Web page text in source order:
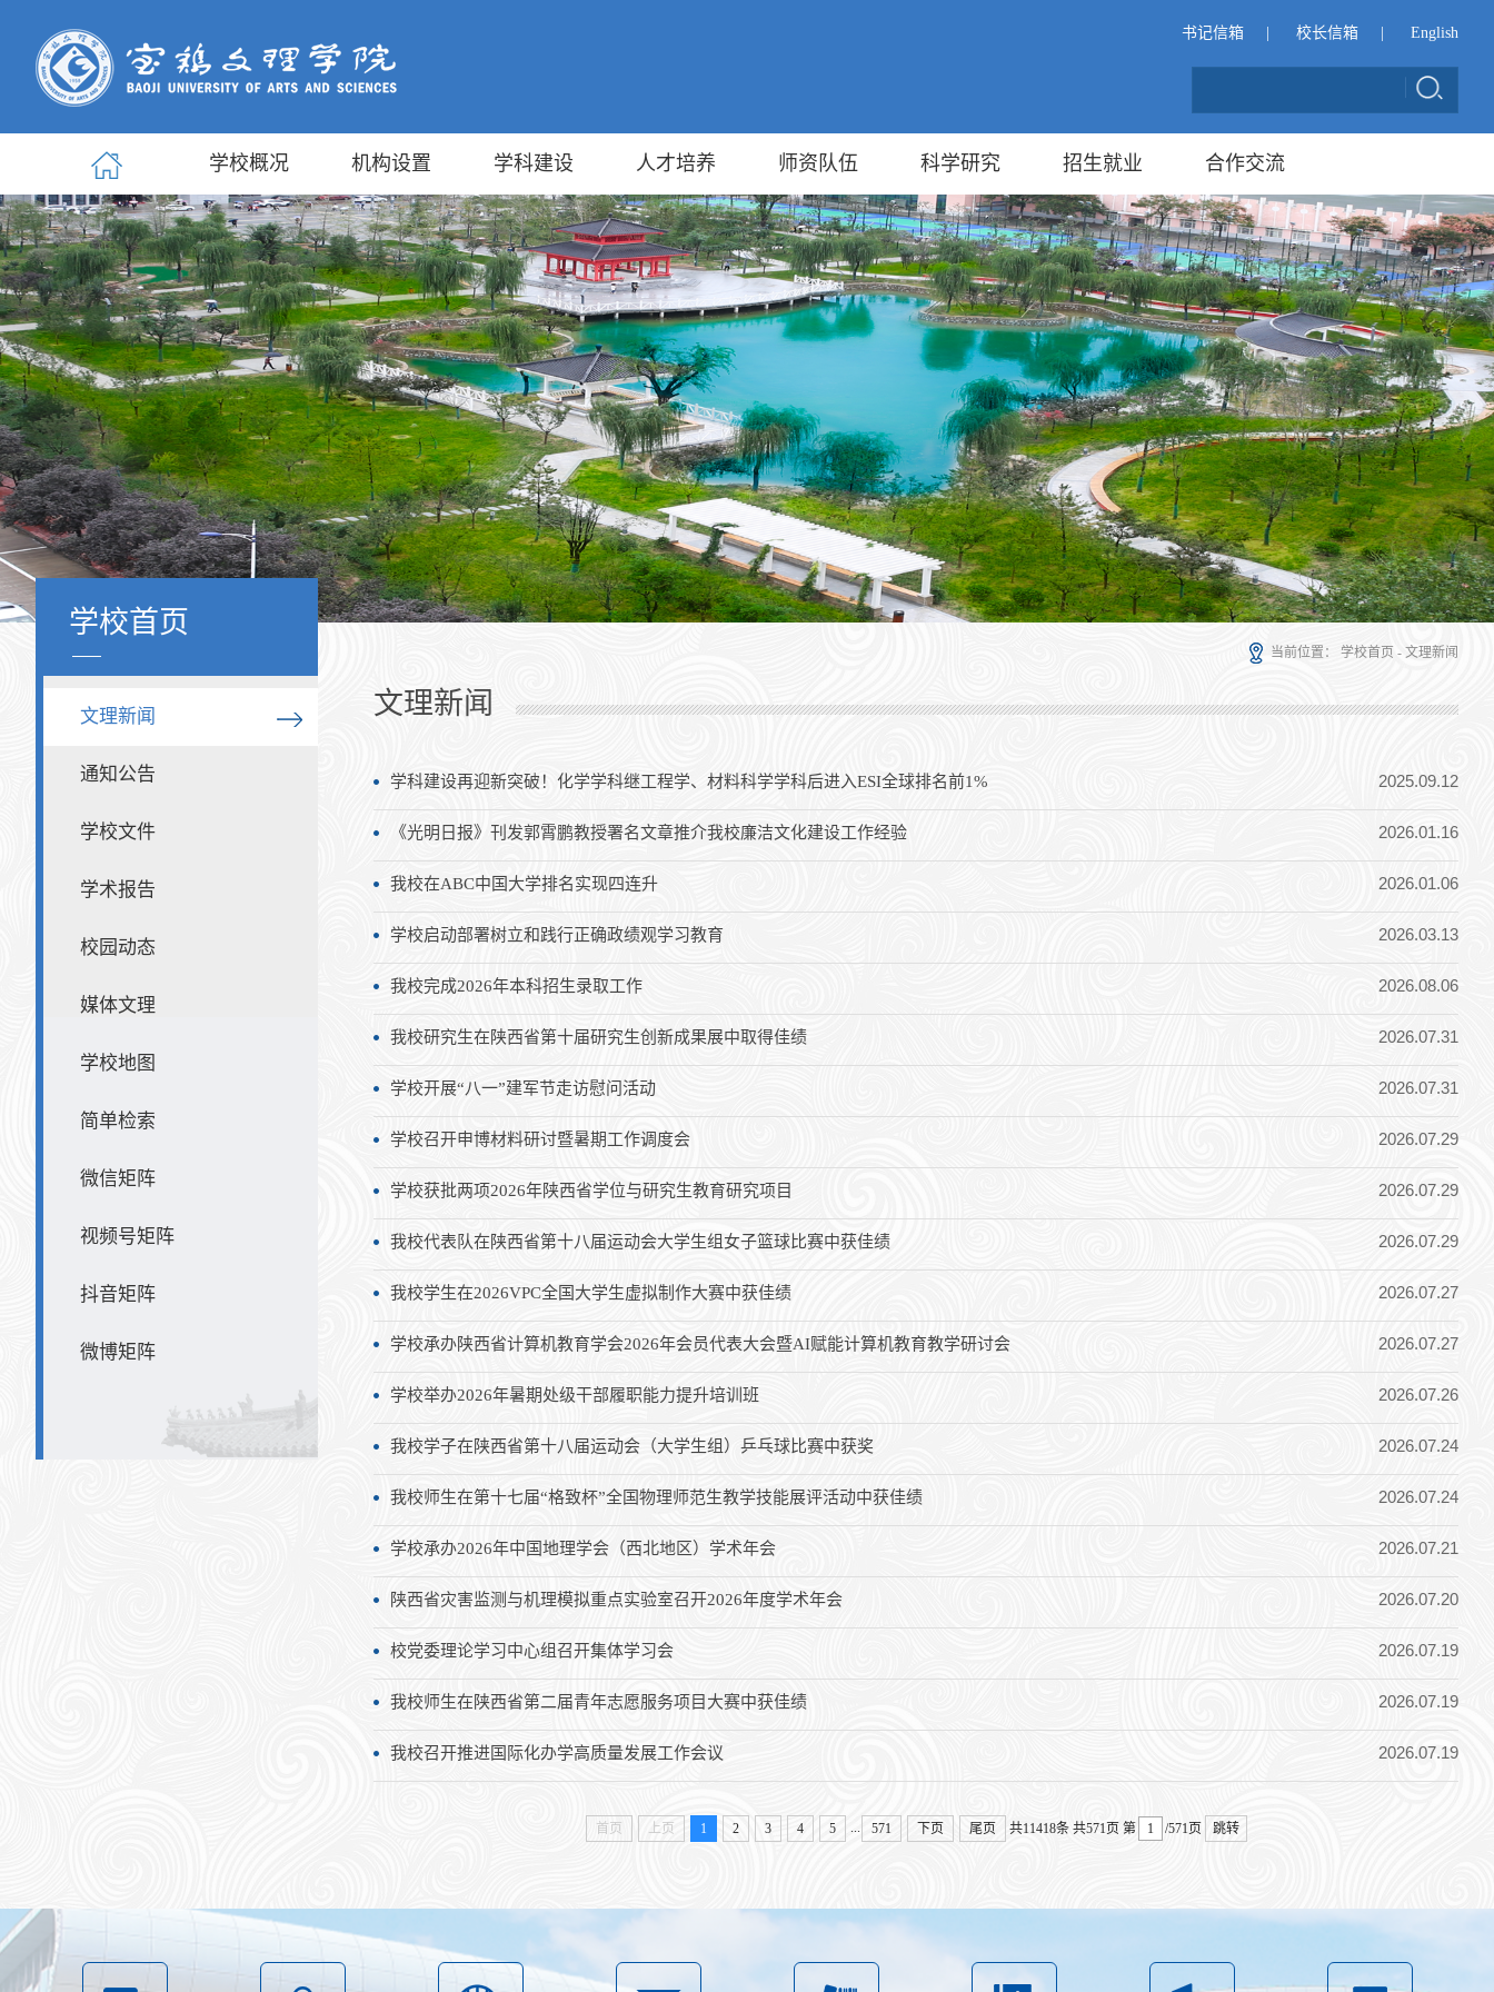
书记信箱 校长信箱 English
学校概况 机构设置 学科建设 人才培养 师资队伍 科学研究 招生就业 合作交流
学校首页
文理新闻
通知公告
学校文件
学术报告
校园动态
媒体文理
学校地图
简单检索
微信矩阵
视频号矩阵
抖音矩阵
微博矩阵
当前位置： 学校首页 - 文理新闻
文理新闻
2025.09.12
学科建设再迎新突破！化学学科继工程学、材料科学学科后进入ESI全球排名前1%
2026.01.16
《光明日报》刊发郭霄鹏教授署名文章推介我校廉洁文化建设工作经验
2026.01.06
我校在ABC中国大学排名实现四连升
2026.03.13
学校启动部署树立和践行正确政绩观学习教育
2026.08.06
我校完成2026年本科招生录取工作
2026.07.31
我校研究生在陕西省第十届研究生创新成果展中取得佳绩
2026.07.31
学校开展“八一”建军节走访慰问活动
2026.07.29
学校召开申博材料研讨暨暑期工作调度会
2026.07.29
学校获批两项2026年陕西省学位与研究生教育研究项目
2026.07.29
我校代表队在陕西省第十八届运动会大学生组女子篮球比赛中获佳绩
2026.07.27
我校学生在2026VPC全国大学生虚拟制作大赛中获佳绩
2026.07.27
学校承办陕西省计算机教育学会2026年会员代表大会暨AI赋能计算机教育教学研讨会
2026.07.26
学校举办2026年暑期处级干部履职能力提升培训班
2026.07.24
我校学子在陕西省第十八届运动会（大学生组）乒乓球比赛中获奖
2026.07.24
我校师生在第十七届“格致杯”全国物理师范生教学技能展评活动中获佳绩
2026.07.21
学校承办2026年中国地理学会（西北地区）学术年会
2026.07.20
陕西省灾害监测与机理模拟重点实验室召开2026年度学术年会
2026.07.19
校党委理论学习中心组召开集体学习会
2026.07.19
我校师生在陕西省第二届青年志愿服务项目大赛中获佳绩
2026.07.19
我校召开推进国际化办学高质量发展工作会议
首页 上页 1 2 3 4 5 571 下页 尾页 共11418条 共571页 第 /571页 跳转